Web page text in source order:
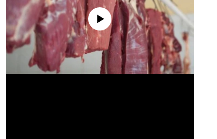
No media source currently available